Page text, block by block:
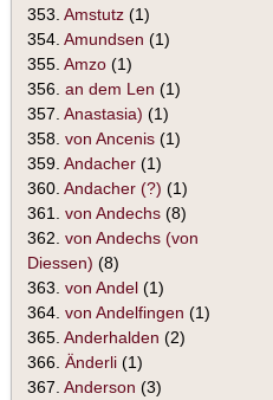
353. Amstutz (1)
354. Amundsen (1)
355. Amzo (1)
356. an dem Len (1)
357. Anastasia) (1)
358. von Ancenis (1)
359. Andacher (1)
360. Andacher (?) (1)
361. von Andechs (8)
362. von Andechs (von
Diessen) (8)
363. von Andel (1)
364. von Andelfingen (1)
365. Anderhalden (2)
366. Änderli (1)
367. Anderson (3)